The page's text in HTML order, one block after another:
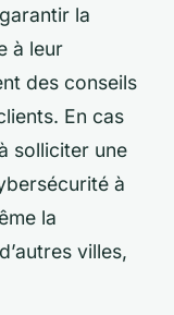
la
à leur
des conseils
En cas
solliciter une
à
la
villes,